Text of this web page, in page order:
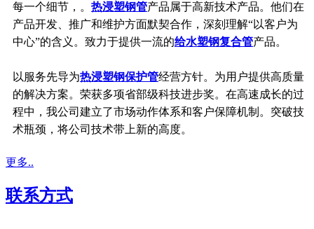
每一个细节，。 热浸塑钢管产品属于高新技术产品。他们在
产品开发、推广和维护方面默契合作，深刻理解“以客户为
中心”的含义。致力于提供一流的给水塑钢复合管产品。
以服务先导为热浸塑钢保护管经营方针。为用户提供高质量
的解决方案。荣获多项省部级科技进步奖。在高速成长的过
程中，我公司建立了市场动作体系和客户保障机制。突破技
术瓶颈，将公司技术带上新的高度。
更多..
联系方式